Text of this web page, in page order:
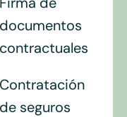
documentos
contractuales
Contratación
de seguros